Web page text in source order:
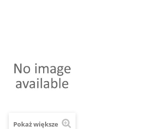
Pokaż większe